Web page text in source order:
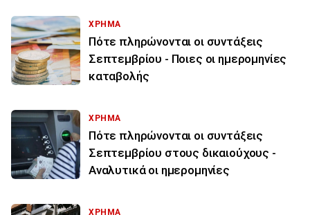
ΧΡΗΜΑ
Πότε πληρώνονται οι συντάξεις
Σεπτεμβρίου - Ποιες οι ημερομηνίες
καταβολής
ΧΡΗΜΑ
Πότε πληρώνονται οι συντάξεις
Σεπτεμβρίου στους δικαιούχους -
Αναλυτικά οι ημερομηνίες
ΧΡΗΜΑ